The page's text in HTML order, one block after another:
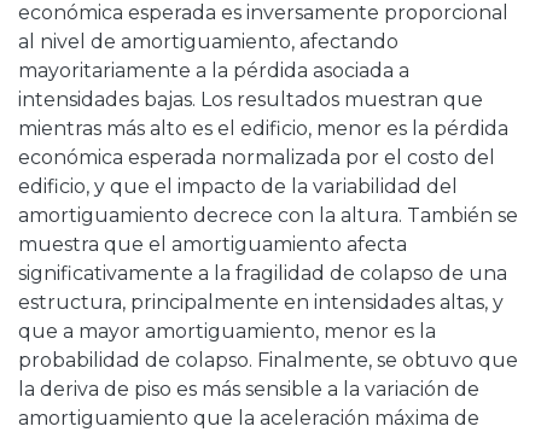
económica esperada es inversamente proporcional
al nivel de amortiguamiento, afectando
mayoritariamente a la pérdida asociada a
intensidades bajas. Los resultados muestran que
mientras más alto es el edificio, menor es la pérdida
económica esperada normalizada por el costo del
edificio, y que el impacto de la variabilidad del
amortiguamiento decrece con la altura. También se
muestra que el amortiguamiento afecta
significativamente a la fragilidad de colapso de una
estructura, principalmente en intensidades altas, y
que a mayor amortiguamiento, menor es la
probabilidad de colapso. Finalmente, se obtuvo que
la deriva de piso es más sensible a la variación de
amortiguamiento que la aceleración máxima de